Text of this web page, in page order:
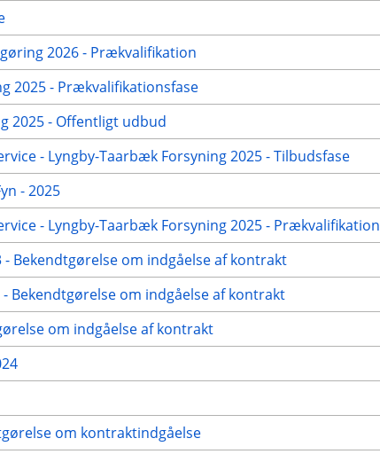
2026 - Prækvalifikation
2025 - Prækvalifikationsfase
2025 - Offentligt udbud
- Lyngby-Taarbæk Forsyning 2025 - Tilbudsfase
- 2025
- Lyngby-Taarbæk Forsyning 2025 - Prækvalifikation
Bekendtgørelse om indgåelse af kontrakt
Bekendtgørelse om indgåelse af kontrakt
om indgåelse af kontrakt
om kontraktindgåelse